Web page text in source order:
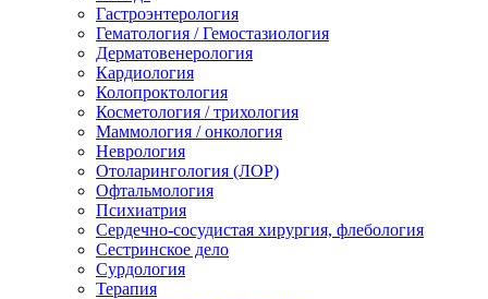
Гастроэнтерология
Гематология / Гемостазиология
Дерматовенерология
Кардиология
Колопроктология
Косметология / трихология
Маммология / онкология
Неврология
Отоларингология (ЛОР)
Офтальмология
Психиатрия
Сердечно-сосудистая хирургия, флебология
Сестринское дело
Сурдология
Терапия